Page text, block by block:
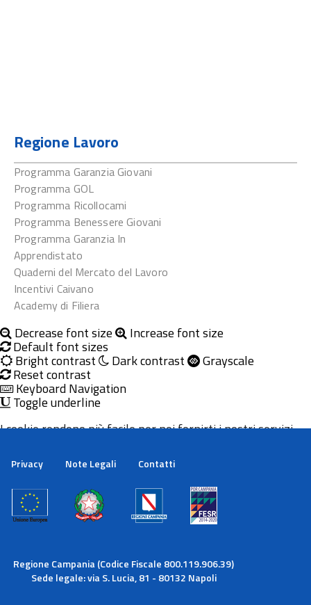
Regione Lavoro
Programma Garanzia Giovani
Programma GOL
Programma Ricollocami
Programma Benessere Giovani
Programma Garanzia In
Apprendistato
Quaderni del Mercato del Lavoro
Incentivi Caivano
Academy di Filiera
Decrease font size Increase font size
Default font sizes
Bright contrast Dark contrast Grayscale
Reset contrast
Keyboard Navigation
Toggle underline
Privacy Note Legali Contatti
Regione Campania (Codice Fiscale 800.119.906.39)
Sede legale: via S. Lucia, 81 - 80132 Napoli
I cookie rendono più facile per noi fornirti i nostri servizi.
cookie.
Maggiori informazioni